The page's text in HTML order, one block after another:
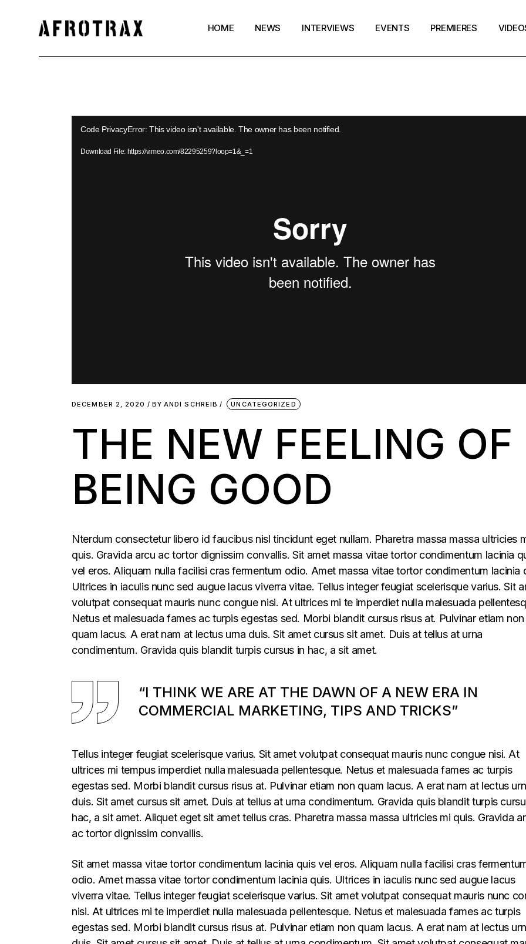
HOME NEWS INTERVIEWS EVENTS PREMIERES
Code PrivacyError: This video isn't available. The owner has been notified.
Download File: https://vimeo.com/82295259?loop=1&_=1
DECEMBER 2, 2020 BY ANDI SCHREIB UNCATEGORIZED
THE NEW FEELING OF
BEING GOOD
Nterdum consectetur libero id faucibus nisl tincidunt eget nullam. Pharetra massa massa ultricies
quis. Gravida arcu ac tortor dignissim convallis. Sit amet massa vitae tortor condimentum lacinia
vel eros. Aliquam nulla facilisi cras fermentum odio. Amet massa vitae tortor condimentum lacinia
Ultrices in iaculis nunc sed augue lacus viverra vitae. Tellus integer feugiat scelerisque varius. Sit
volutpat consequat mauris nunc congue nisi. At ultrices mi te imperdiet nulla malesuada
Netus et malesuada fames ac turpis egestas sed. Morbi blandit cursus risus at. Pulvinar etiam non
quam lacus. A erat nam at lectus urna duis. Sit amet cursus sit amet. Duis at tellus at urna
condimentum. Gravida quis blandit turpis cursus in hac, a sit amet.
“I THINK WE ARE AT THE DAWN OF A NEW ERA IN
COMMERCIAL MARKETING, TIPS AND TRICKS”
Tellus integer feugiat scelerisque varius. Sit amet volutpat consequat mauris nunc congue nisi. At
ultrices mi tempus imperdiet nulla malesuada pellentesque. Netus et malesuada fames ac turpis
egestas sed. Morbi blandit cursus risus at. Pulvinar etiam non quam lacus. A erat nam at lectus
duis. Sit amet cursus sit amet. Duis at tellus at urna condimentum. Gravida quis blandit turpis
hac, a sit amet. Aliquet eget sit amet tellus cras. Pharetra massa massa ultricies mi quis. Gravida
ac tortor dignissim convallis.
Sit amet massa vitae tortor condimentum lacinia quis vel eros. Aliquam nulla facilisi cras
odio. Amet massa vitae tortor condimentum lacinia quis. Ultrices in iaculis nunc sed augue lacus
viverra vitae. Tellus integer feugiat scelerisque varius. Sit amet volutpat consequat mauris nunc
nisi. At ultrices mi te imperdiet nulla malesuada pellentesque. Netus et malesuada fames ac turpis
egestas sed. Morbi blandit cursus risus at. Pulvinar etiam non quam lacus. A erat nam at lectus